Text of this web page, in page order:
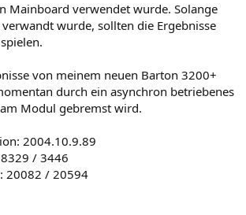
Mainboard verwendet wurde. Solange
wurde, sollten die Ergebnisse
von meinem neuen Barton 3200+
durch ein asynchron betriebenes
Modul gebremst wird.
2004.10.9.89
/ 3446
20082 / 20594